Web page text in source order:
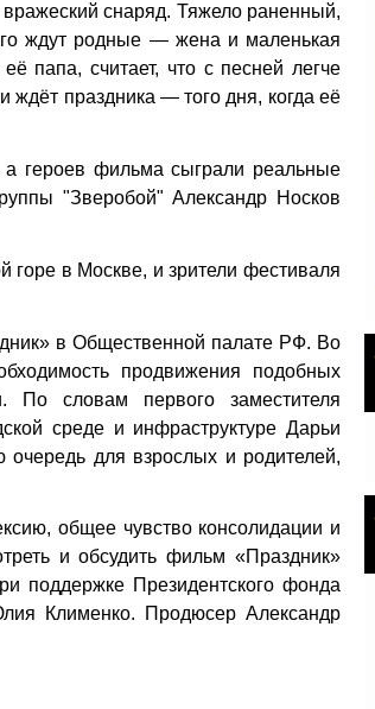
вражеский снаряд. Тяжело раненный,
ждут родные — жена и маленькая
папа, считает, что с песней легче
ждёт праздника — того дня, когда её
героев фильма сыграли реальные
"Зверобой" Александр Носков
горе в Москве, и зрители фестиваля
в Общественной палате РФ. Во
продвижения подобных
По словам первого заместителя
среде и инфраструктуре Дарьи
для взрослых и родителей,
общее чувство консолидации и
и обсудить фильм «Праздник»
поддержке Президентского фонда
Клименко. Продюсер Александр